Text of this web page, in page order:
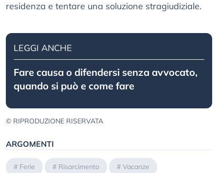
residenza e tentare una soluzione stragiudiziale.
LEGGI ANCHE
Fare causa o difendersi senza avvocato,
quando si può e come fare
© RIPRODUZIONE RISERVATA
ARGOMENTI
# Ferie # Risarcimento # Vacanze